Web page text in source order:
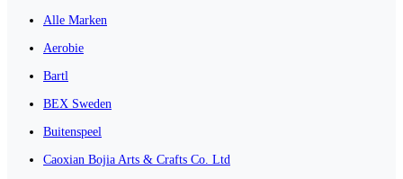
Alle Marken
Aerobie
Bartl
BEX Sweden
Buitenspeel
Caoxian Bojia Arts & Crafts Co. Ltd